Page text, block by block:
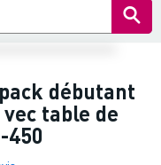
débutant
table de
450